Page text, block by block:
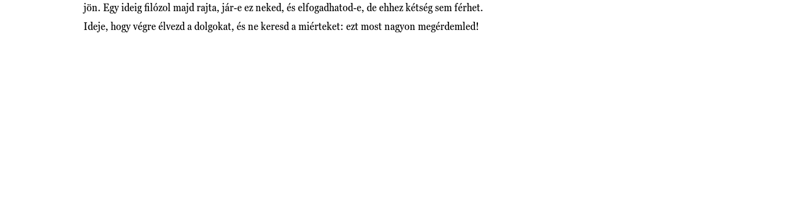
jön. Egy ideig filózol majd rajta, jár-e ez neked, és elfogadhatod-e, de ehhez kétség sem férhet.
Ideje, hogy végre élvezd a dolgokat, és ne keresd a miérteket: ezt most nagyon megérdemled!